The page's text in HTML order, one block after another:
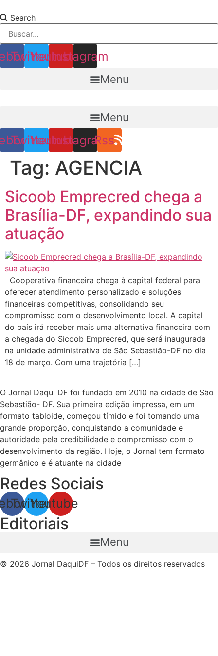
para
conteúdo
Search
TwitterYoutube
Instagram
Menu
Menu
TwitterYoutube
Instagram
Rss
Tag: AGENCIA
Sicoob Emprecred chega a
Brasília-DF, expandindo sua
atuação
Cooperativa financeira chega à capital federal para
oferecer atendimento personalizado e soluções
financeiras competitivas, consolidando seu
compromisso com o desenvolvimento local. A capital
do país irá receber mais uma alternativa financeira com
a chegada do Sicoob Emprecred, que será inaugurada
na unidade administrativa de São Sebastião-DF no dia
18 de março. Com uma trajetória […]
O Jornal Daqui DF foi fundado em 2010 na cidade de São
Sebastião- DF. Sua primeira edição impressa, em um
formato tabloide, começou tímido e foi tomando uma
grande proporção, conquistando a comunidade e
autoridade pela credibilidade e compromisso com o
desenvolvimento da região. Hoje, o Jornal tem formato
germânico e é atuante na cidade
Redes Sociais
TwitterYoutube
Editoriais
Menu
© 2026 Jornal DaquiDF – Todos os direitos reservados